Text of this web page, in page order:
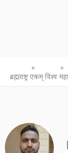
ब्रह्मराष्ट्र एकम्